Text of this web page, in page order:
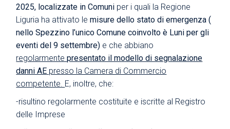
2025, localizzate in Comuni per i quali la Regione
Liguria ha attivato lemisure dello stato di emergenza (
nello Spezzino l’unico Comune coinvolto è Luni per gli
eventi del 9 settembre) e che abbiano
regolarmentepresentato il modello di segnalazione
danni AE presso la Camera di Commercio
competente. E, inoltre, che:
-risultino regolarmente costituite e iscritte al Registro
delle Imprese